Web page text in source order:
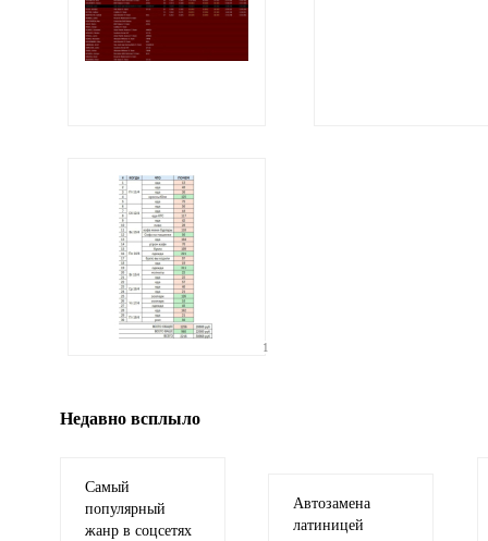
Иллюстрация
гиф или джипег шириной не более 700
1
Недавно всплыло
Самый
популярный
жанр в соцсетях
Автозамена
латиницей